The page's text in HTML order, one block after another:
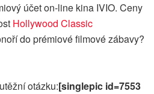
účet on-line kina IVIO. Ceny
Hollywood Classic
do prémiové filmové zábavy?
otázku:[singlepic id=7553